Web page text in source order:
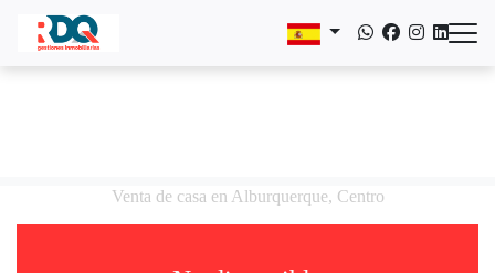
Venta de casa en Alburquerque, Centro